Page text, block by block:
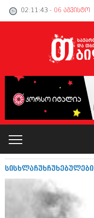
02:11:43 - 06 აგვისტო
კატალოგი
პოლიტიკა
ინტერვიუები
სისხლაჩუხჩუხებულები